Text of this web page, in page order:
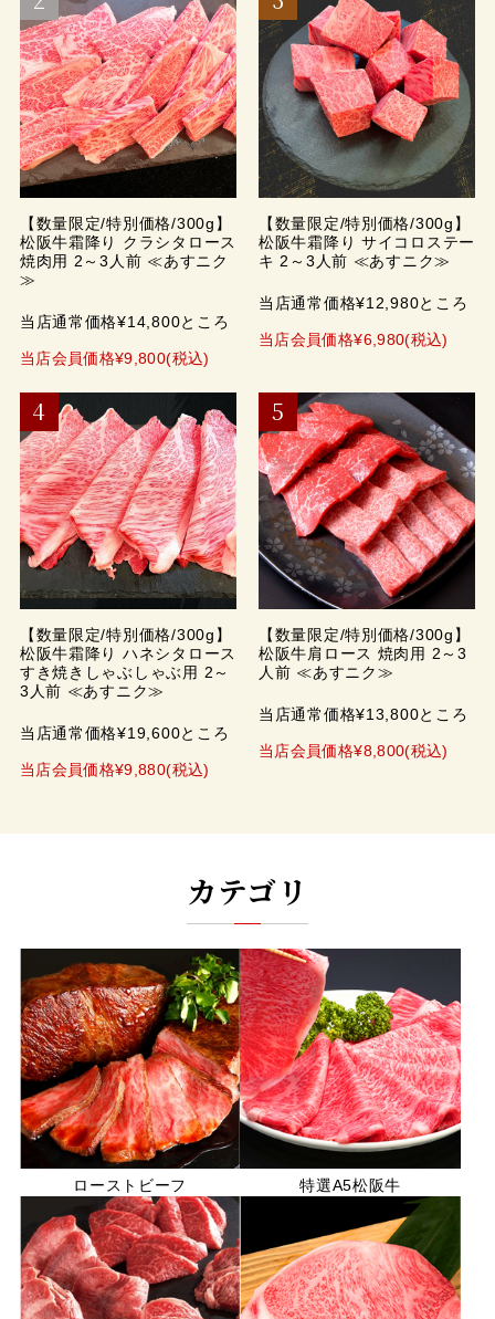
【数量限定/特別価格/300g】
松阪牛霜降り クラシタロース
焼肉用 2～3人前 ≪あすニク
≫
当店通常価格¥14,800ところ
当店会員価格¥9,800(税込)
【数量限定/特別価格/300g】
松阪牛霜降り サイコロステー
キ 2～3人前 ≪あすニク≫
当店通常価格¥12,980ところ
当店会員価格¥6,980(税込)
【数量限定/特別価格/300g】
松阪牛霜降り ハネシタロース
すき焼きしゃぶしゃぶ用 2～
3人前 ≪あすニク≫
当店通常価格¥19,600ところ
当店会員価格¥9,880(税込)
【数量限定/特別価格/300g】
松阪牛肩ロース 焼肉用 2～3
人前 ≪あすニク≫
当店通常価格¥13,800ところ
当店会員価格¥8,800(税込)
カテゴリ
ローストビーフ 特選A5松阪牛